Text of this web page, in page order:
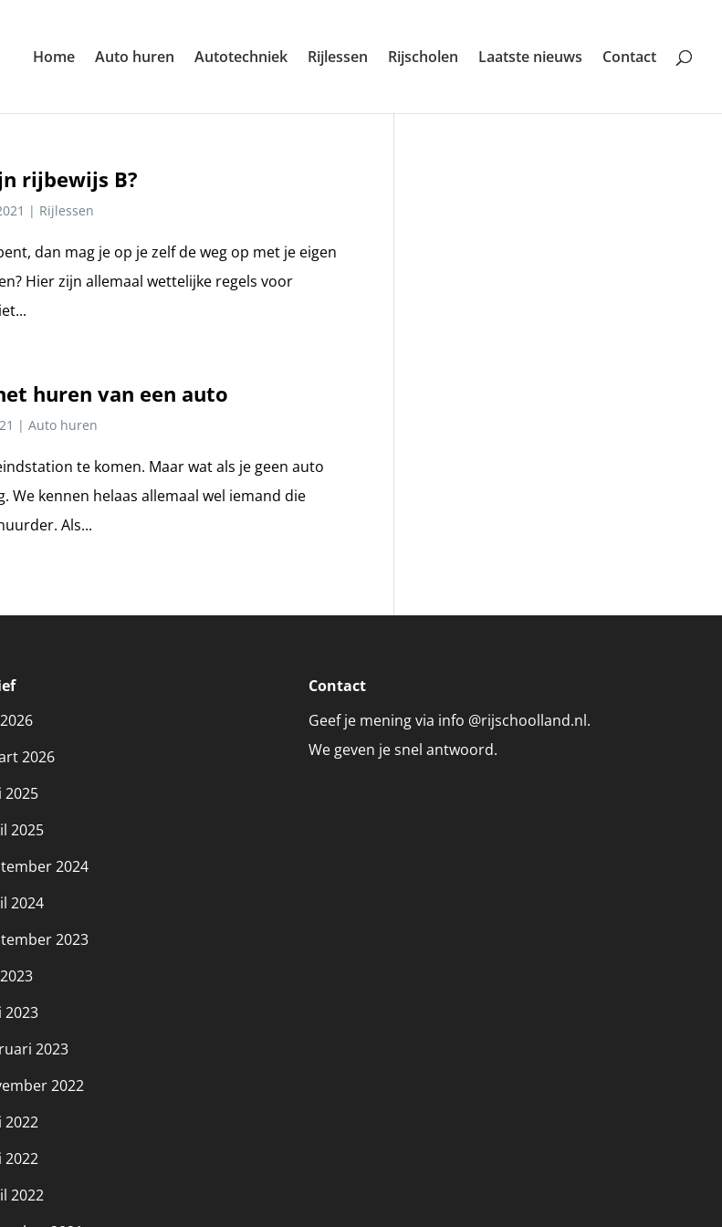
Home Auto huren Autotechniek Rijlessen Rijscholen Laatste nieuws Contact
rijbewijs B?
| Rijlessen
dan mag je op je zelf de weg op met je eigen
Hier zijn allemaal wettelijke regels voor
huren van een auto
|Auto huren
te komen. Maar wat als je geen auto
We kennen helaas allemaal wel iemand die
Als...
2026
2025
2025
2024
2024
2023
2023
2023
2022
2022
2022
2022
Contact
Geef je mening via info @rijschoolland.nl.
We geven je snel antwoord.